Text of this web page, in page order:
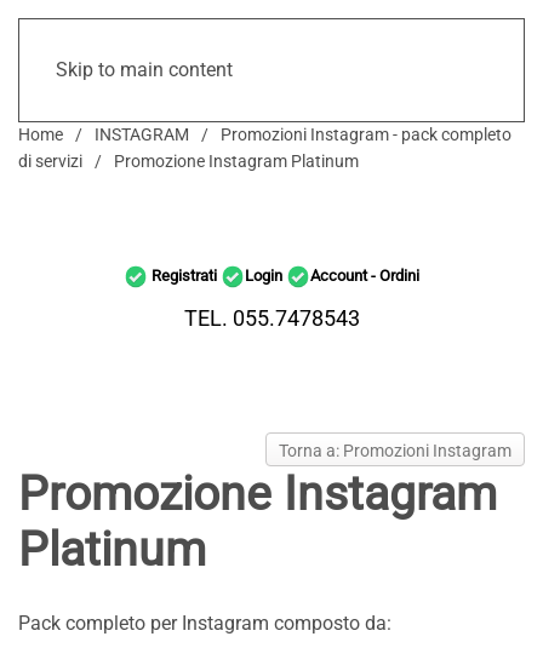
Skip to main content
Home INSTAGRAM
Promozioni Instagram - pack completo
di servizi
Promozione Instagram Platinum
Registrati Login Account - Ordini
TEL. 055.7478543
Torna a: Promozioni Instagram
Promozione Instagram
Platinum
Pack completo per Instagram composto da: